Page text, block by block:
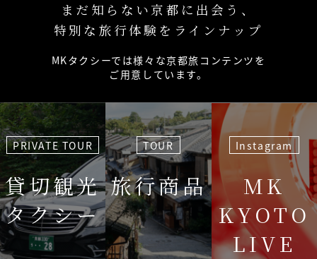
まだ知らない京都に出会う、
特別な旅行体験をラインナップ
MKタクシーでは様々な京都旅コンテンツを
ご用意しています。
PRIVATE TOUR
貸切観光
タクシー
TOUR
旅行商品
Instagram
MK
KYOTO
LIVE